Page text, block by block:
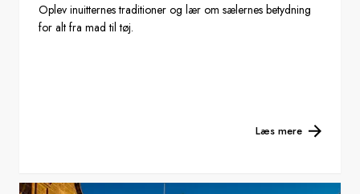
Oplev inuitternes traditioner og lær om sælernes betydning
for alt fra mad til tøj.
Læs mere